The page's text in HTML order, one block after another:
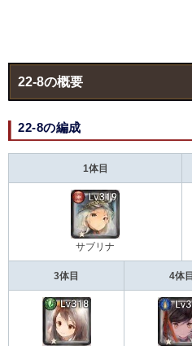
22-8の概要
22-8の編成
1体目
サブリナ
3体目 4体目